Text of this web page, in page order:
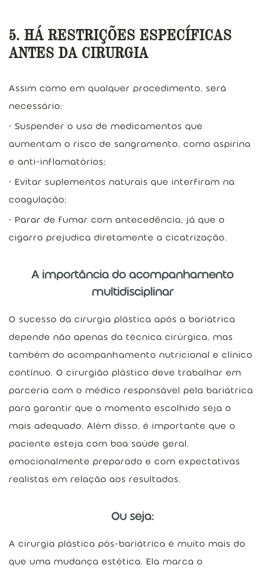
5. HÁ RESTRIÇÕES ESPECÍFICAS
ANTES DA CIRURGIA
Assim como em qualquer procedimento, será
necessário:
Suspender o uso de medicamentos que
aumentam o risco de sangramento, como aspirina
e anti-inflamatórios;
Evitar suplementos naturais que interfiram na
coagulação;
Parar de fumar com antecedência, já que o
cigarro prejudica diretamente a cicatrização.
A importância do acompanhamento
multidisciplinar
O sucesso da cirurgia plástica após a bariátrica
depende não apenas da técnica cirúrgica, mas
também do acompanhamento nutricional e clínico
contínuo. O cirurgião plástico deve trabalhar em
parceria com o médico responsável pela bariátrica
para garantir que o momento escolhido seja o
mais adequado. Além disso, é importante que o
paciente esteja com boa saúde geral,
emocionalmente preparado e com expectativas
realistas em relação aos resultados.
Ou seja:
A cirurgia plástica pós-bariátrica é muito mais do
que uma mudança estética. Ela marca o